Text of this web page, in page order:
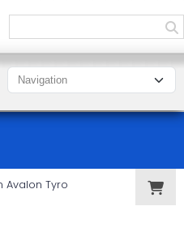
Avalon Tyro